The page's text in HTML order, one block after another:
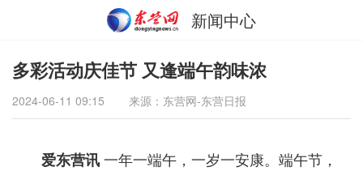
新闻中心
多彩活动庆佳节 又逢端午韵味浓
2024-06-11 09:15 来源：东营网-东营日报
爱东营讯一年一端午，一岁一安康。端午节，